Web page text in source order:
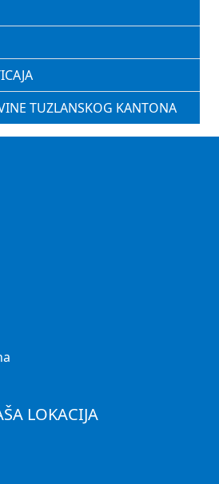
TUZLANSKOG KANTONA
LOKACIJA